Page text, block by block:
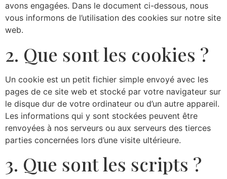
avons engagées. Dans le document ci-dessous, nous
vous informons de l’utilisation des cookies sur notre site
web.
2. Que sont les cookies ?
Un cookie est un petit fichier simple envoyé avec les
pages de ce site web et stocké par votre navigateur sur
le disque dur de votre ordinateur ou d’un autre appareil.
Les informations qui y sont stockées peuvent être
renvoyées à nos serveurs ou aux serveurs des tierces
parties concernées lors d’une visite ultérieure.
3. Que sont les scripts ?